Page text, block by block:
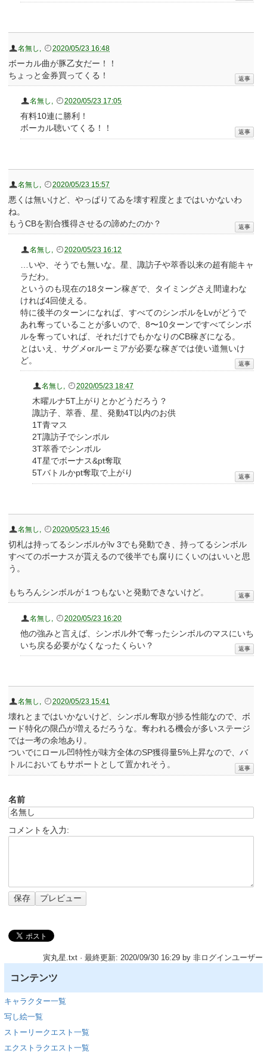
名無し 2020/05/23 16:48
ボーカル曲が豚乙女だー！！
ちょっと金券買ってくる！
名無し 2020/05/23 17:05
有料10連に勝利！
ボーカル聴いてくる！！
名無し 2020/05/23 15:57
悪くは無いけど、やっぱりてゐを壊す程度とまではいかないわ
ね。
もうCBを割合獲得させるの諦めたのか？
名無し 2020/05/23 16:12
…いや、そうでも無いな。星、諏訪子や萃香以来の超有能キャ
ラだわ。
というのも現在の18ターン稼ぎで、タイミングさえ間違わな
ければ4回使える。
特に後半のターンになれば、すべてのシンボルをLvがどうで
あれ奪っていることが多いので、8〜10ターンですべてシンボ
ルを奪っていれば、それだけでもかなりのCB稼ぎになる。
とはいえ、サグメorルーミアが必要な稼ぎでは使い道無いけ
ど。
名無し 2020/05/23 18:47
木曜ルナ5T上がりとかどうだろう？
諏訪子、萃香、星、発動4T以内のお供
1T青マス
2T諏訪子でシンボル
3T萃香でシンボル
4T星でボーナス&pt奪取
5Tバトルかpt奪取で上がり
名無し 2020/05/23 15:46
切札は持ってるシンボルがlv 3でも発動でき、持ってるシンボル
すべてのボーナスが貰えるので後半でも腐りにくいのはいいと思
う。
もちろんシンボルが１つもないと発動できないけど。
名無し 2020/05/23 16:20
他の強みと言えば、シンボル外で奪ったシンボルのマスにいち
いち戻る必要がなくなったくらい？
名無し 2020/05/23 15:41
壊れとまではいかないけど、シンボル奪取が捗る性能なので、ボ
ード特化の限凸が増えるだろうな。奪われる機会が多いステージ
では一考の余地あり。
ついでにロール凹特性が味方全体のSP獲得量5%上昇なので、バ
トルにおいてもサポートとして置かれそう。
名前
コメントを入力:
寅丸星.txt· 最終更新: 2020/09/30 16:29 by 非ログインユーザー
コンテンツ
キャラクター一覧
写し絵一覧
ストーリークエスト一覧
エクストラクエスト一覧